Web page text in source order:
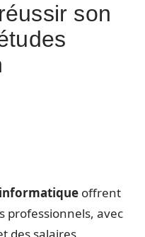
son
offrent
professionnels, avec